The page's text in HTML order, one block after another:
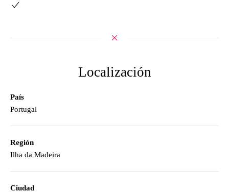
Localización
País
Portugal
Región
Ilha da Madeira
Ciudad